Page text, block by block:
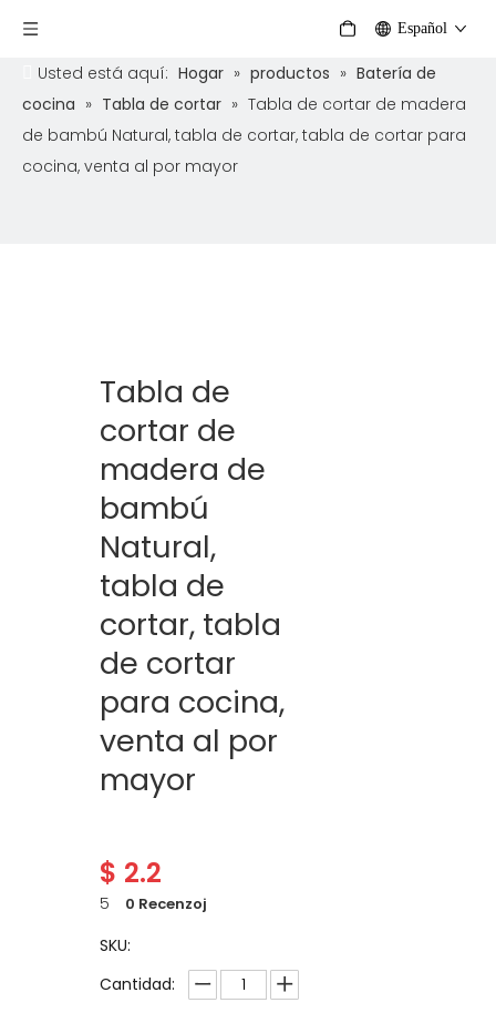
Español
Usted está aquí: Hogar » productos » Batería de
cocina » Tabla de cortar » Tabla de cortar de madera
de bambú Natural, tabla de cortar, tabla de cortar para
cocina, venta al por mayor
Tabla de
cortar de
madera de
bambú
Natural,
tabla de
cortar, tabla
de cortar
para cocina,
venta al por
mayor
$ 2.2
5 0 Recenzoj
SKU:
Cantidad: